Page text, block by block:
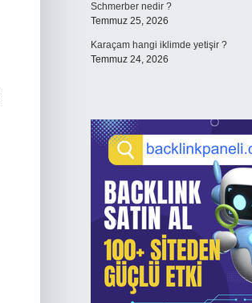
Schmerber nedir ?
Temmuz 25, 2026
Karaçam hangi iklimde yetişir ?
Temmuz 24, 2026